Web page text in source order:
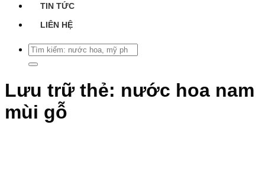
TIN TỨC
LIÊN HỆ
Tìm
kiếm:
Lưu trữ thẻ: nước hoa nam
mùi gỗ